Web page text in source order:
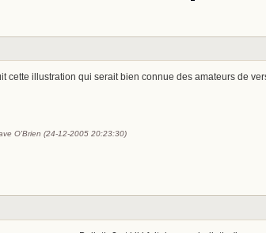
cette illustration qui serait bien connue des amateurs de
O'Brien (24-12-2005 20:23:30)